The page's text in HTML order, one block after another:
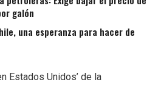
galón
una esperanza para hacer de
Estados Unidos’ de la